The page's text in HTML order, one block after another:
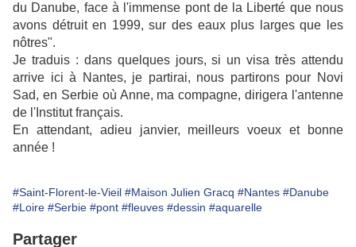
du Danube, face à l'immense pont de la Liberté que nous
avons détruit en 1999, sur des eaux plus larges que les
nôtres".
Je traduis : dans quelques jours, si un visa très attendu
arrive ici à Nantes, je partirai, nous partirons pour Novi
Sad, en Serbie où Anne, ma compagne, dirigera l'antenne
de l'Institut français.
En attendant, adieu janvier, meilleurs voeux et bonne
année !
#Saint-Florent-le-Vieil #Maison Julien Gracq #Nantes #Danube
#Loire #Serbie #pont #fleuves #dessin #aquarelle
Partager